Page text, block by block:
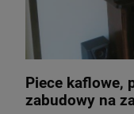
Piece kaflowe,
zabudowy na